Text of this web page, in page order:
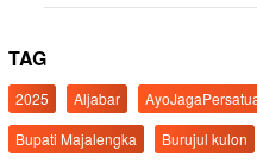
TAG
2025 Aljabar
Bupati Majalengka
Burujul kulon